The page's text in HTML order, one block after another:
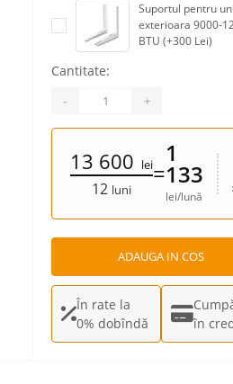
Suportul pentru
exterioara 9000-
BTU (+300 Lei)
Cantitate:
- +
13 600 lei
12 luni
=
1
133
lei/lună
ADAUGA IN COS
În rate la
0% dobîndă
în